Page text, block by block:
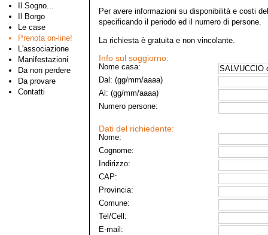
Il Sogno...
Il Borgo
Le case
Prenota on-line!
L'associazione
Manifestazioni
Da non perdere
Da provare
Contatti
Per avere informazioni su disponibilità e costi
specificando il periodo ed il numero di persone.
La richiesta è gratuita e non vincolante.
Info sul soggiorno:
Nome casa:
Dal: (gg/mm/aaaa)
Al: (gg/mm/aaaa)
Numero persone:
Dati del richiedente:
Nome:
Cognome:
Indirizzo:
CAP:
Provincia:
Comune:
Tel/Cell:
E-mail: